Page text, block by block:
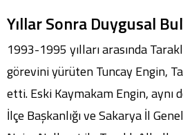
Yıllar Sonra Duygusal
1993-1995 yılları arasında
görevini yürüten Tuncay Engin,
etti. Eski Kaymakam Engin, aynı
İlçe Başkanlığı ve Sakarya İl